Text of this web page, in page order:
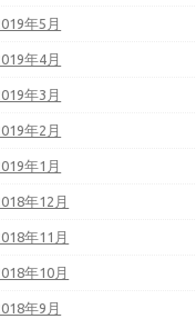
年5月
年4月
年3月
年2月
年1月
年12月
年11月
年10月
年9月